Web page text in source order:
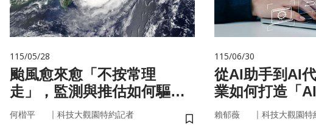
115/05/28
颱風愈來愈「不按常理
走」，監測與推估如何驅動
防災決策？
何楷平 ｜ 科技大觀園特約記者
儲存書籤
115/06/30
從AI助手到AI
業如何打造「
治理模式？
賴郁薇 ｜ 科技大觀園特